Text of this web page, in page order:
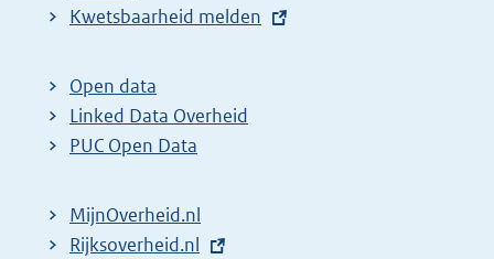
E
t
e
r
l
Kwetsbaarheid melden
Open data
Linked Data Overheid
PUC Open Data
MijnOverheid.nl
E
Rijksoverheid.nl